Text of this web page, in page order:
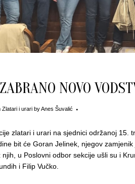
NOVO
Zlatari i urari byAnes Šuvalić
zlatari i urari na sjednici održanoj 15.
bit će Goran Jelinek, njegov
njih, u Poslovni odbor sekcije ušli su i
i Filip Vučko.